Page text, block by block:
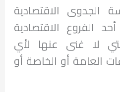
الجدوى الاقتصادية
الفروع الاقتصادية
التي لا غنى عنها لأي
العامة أو الخاصة أو